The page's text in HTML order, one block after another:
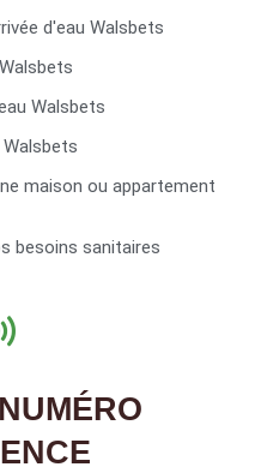
d'eau Walsbets
Walsbets
maison ou appartement
besoins sanitaires